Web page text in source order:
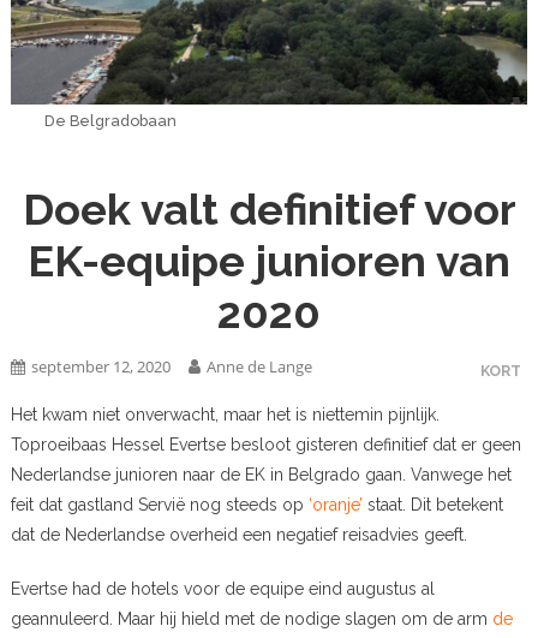
De Belgradobaan
Doek valt definitief voor
EK-equipe junioren van
2020
KORT
september 12, 2020 Anne de Lange
Het kwam niet onverwacht, maar het is niettemin pijnlijk.
Toproeibaas Hessel Evertse besloot gisteren definitief dat er geen
Nederlandse junioren naar de EK in Belgrado gaan. Vanwege het
feit dat gastland Servië nog steeds op ‘oranje’ staat. Dit betekent
dat de Nederlandse overheid een negatief reisadvies geeft.
Evertse had de hotels voor de equipe eind augustus al
geannuleerd. Maar hij hield met de nodige slagen om de arm de